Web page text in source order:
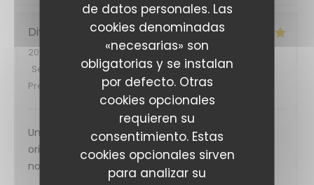
de datos personales. Las
cookies denominadas
«necesarias» son
obligatorias y se instalan
por defecto. Otras
cookies opcionales
requieren su
consentimiento. Estas
cookies opcionales sirven
para analizar su
Divina
2026-08-03
- 12:00 - Invitados 2
Servicio
/5 Ambiente: 5 /5 Menú : 5/5 Calidad /
Precio
Un accueil chaleureux , une cuisine et des saveurs
originales , donc comme jamais deux sans trois …
nous reviendrons !